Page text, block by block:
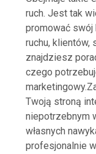
ruch. Jest tak
promować
ruchu, klientów,
znajdziesz
czego
Twoją stroną
niepotrzebnym
własnych
profesjonalnie